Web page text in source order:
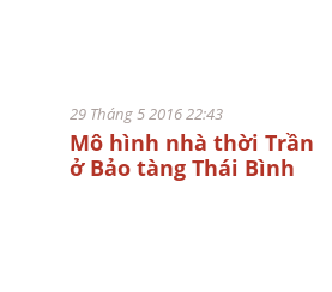
29 Tháng 5 2016 22:43
Mô hình nhà thời Trần
ở Bảo tàng Thái Bình